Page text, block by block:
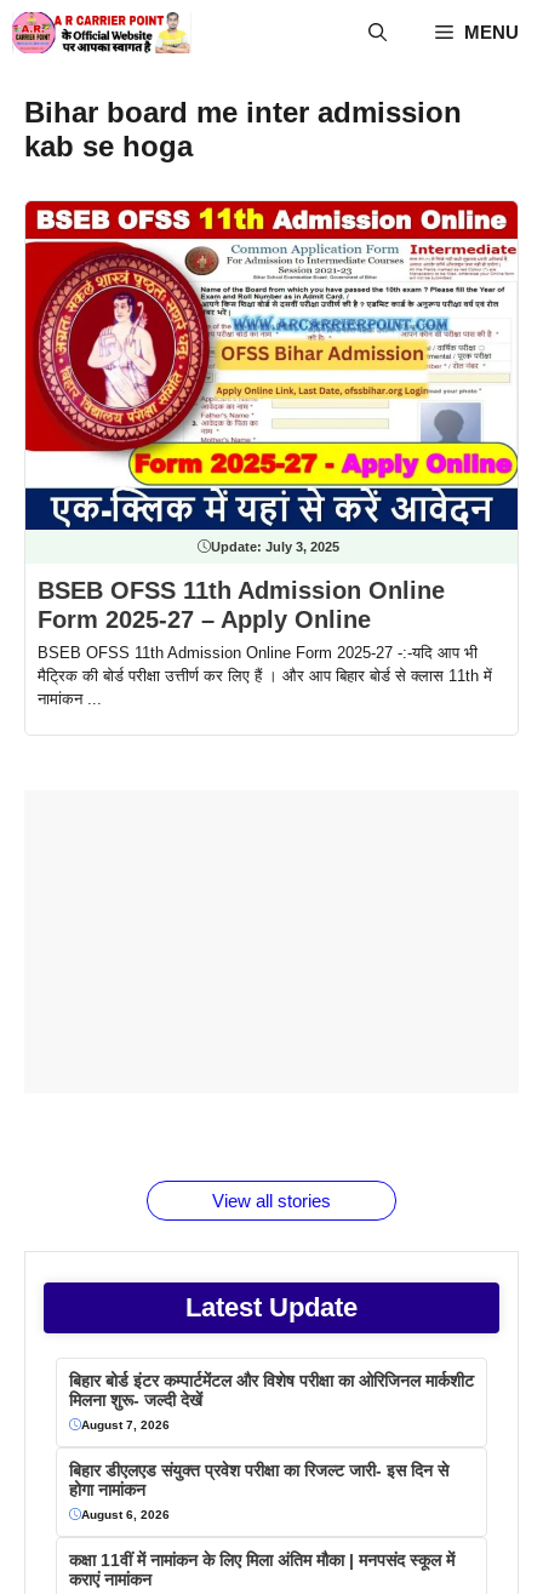
Skip
to
MENU
Bihar board me inter admission
kab se hoga
Update: July 3, 2025
BSEB OFSS 11th Admission Online
Form 2025-27 – Apply Online
BSEB OFSS 11th Admission Online Form 2025-27 -:-यदि आप भी
मैट्रिक की बोर्ड परीक्षा उत्तीर्ण कर लिए हैं । और आप बिहार बोर्ड से क्लास 11th में
नामांकन ...
View all stories
Latest Update
बिहार बोर्ड इंटर कम्पार्टमेंटल और विशेष परीक्षा का ओरिजिनल मार्कशीट
मिलना शुरू- जल्दी देखें
August 7, 2026
बिहार डीएलएड संयुक्त प्रवेश परीक्षा का रिजल्ट जारी- इस दिन से
होगा नामांकन
August 6, 2026
कक्षा 11वीं में नामांकन के लिए मिला अंतिम मौका | मनपसंद स्कूल में
कराएं नामांकन